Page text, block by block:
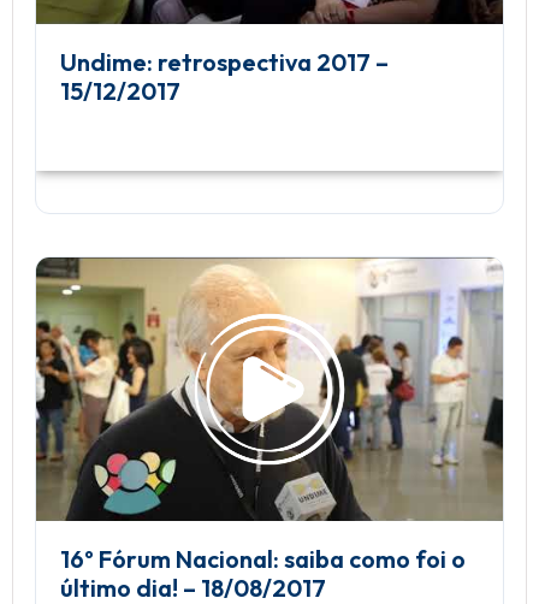
Undime: retrospectiva 2017 –
15/12/2017
16º Fórum Nacional: saiba como foi o
último dia! – 18/08/2017